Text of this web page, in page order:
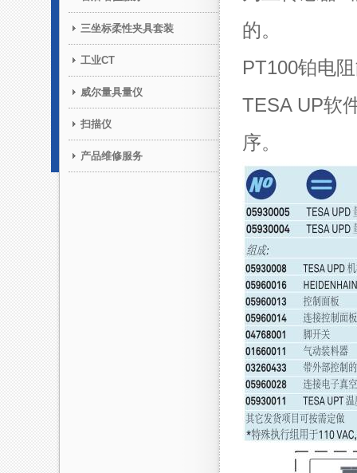
三坐标柔性夹具套装
工业CT
威尔量具量仪
扫描仪
产品维修服务
的。
PT100铂电
TESA UP软
序。